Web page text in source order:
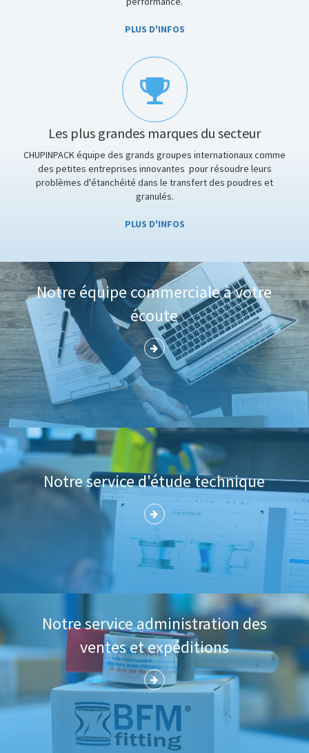
PLUS D'INFOS
Les plus grandes marques du secteur
CHUPINPACK équipe des grands groupes internationaux comme
des petites entreprises innovantes pour résoudre leurs
problèmes d'étanchéité dans le transfert des poudres et
granulés.
PLUS D'INFOS
Notre équipe commerciale à votre
écoute
Notre service d'étude technique
Notre service administration des
ventes et expéditions